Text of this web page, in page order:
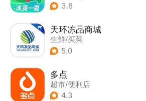
3.8
天环冻品商城
生鲜/买菜
5.0
多点
超市/便利店
| 生鲜/买菜
4.3